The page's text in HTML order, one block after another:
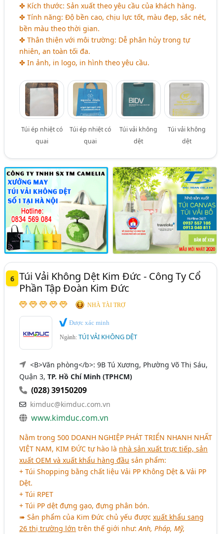
✤ Kích thước: Sản xuất theo yêu cầu của khách hàng.
✤ Tính năng: Độ bền cao, chịu lực tốt, màu đẹp, sắc nét,
bền màu theo thời gian.
✤ Thân thiện với môi trường: Dễ phân hủy trong tự
nhiên, an toàn tối đa.
✤ In ảnh, in logo, in hình theo yêu cầu.
Túi ép nhiệt có
quai
Túi ép nhiệt có
quai
Túi vải không
dệt
Túi vải không
dệt
6 Túi Vải Không Dệt Kim Đức - Công Ty Cổ
Phần Tập Đoàn Kim Đức
NHÀ TÀI TRỢ
Được xác minh
Ngành:TÚI VẢI KHÔNG DỆT
<B>Văn phòng</b>: 9B Tú Xương, Phường Võ Thị Sáu,
Quận 3,TP. Hồ Chí Minh (TPHCM)
(028) 39150209
kimduc@kimduc.com.vn
www.kimduc.com.vn
Nằm trong 500 DOANH NGHIỆP PHÁT TRIỂN NHANH NHẤT
VIỆT NAM, KIM ĐỨC tự hào là nhà sản xuất trực tiếp, sản
xuất OEM và xuất khẩu hàng đầu sản phẩm:
+ Túi Shopping bằng chất liệu Vải PP Không Dệt & Vải PP
Dệt.
+ Túi RPET
+ Túi PP dệt đựng gạo, đựng phân bón.
➠ Sản phẩm của Kim Đức chủ yếu đượcxuất khẩu sang
26 thị trường lớn trên thế giới như:Anh, Pháp, Mỹ,